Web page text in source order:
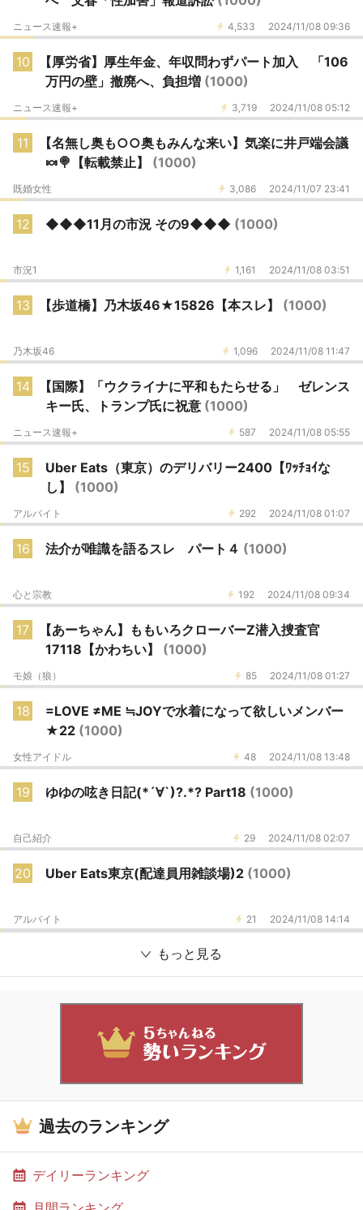
4,533 2024/11/08 09:36
ニュース速報+
10
【厚労省】厚生年金、年収問わずパート加入 「106
万円の壁」撤廃へ、負担増 (1000)
3,719 2024/11/08 05:12
ニュース速報+
11
【名無し奥も○○奥もみんな来い】気楽に井戸端会議
🍬🍭【転載禁止】 (1000)
3,086 2024/11/07 23:41
既婚女性
12 ◆◆◆11月の市況 その9◆◆◆ (1000)
1,161 2024/11/08 03:51
市況1
13 【歩道橋】乃木坂46★15826【本スレ】 (1000)
1,096 2024/11/08 11:47
乃木坂46
14
【国際】「ウクライナに平和もたらせる」 ゼレンス
キー氏、トランプ氏に祝意 (1000)
587 2024/11/08 05:55
ニュース速報+
15
Uber Eats（東京）のデリバリー2400【ﾜｯﾁｮｲな
し】 (1000)
292 2024/11/08 01:07
アルバイト
16 法介が唯識を語るスレ パート４ (1000)
192 2024/11/08 09:34
心と宗教
17
【あーちゃん】ももいろクローバーZ潜入捜査官
17118【かわちい】 (1000)
85 2024/11/08 01:27
モ娘（狼）
18
=LOVE ≠ME ≒JOYで水着になって欲しいメンバー
★22 (1000)
48 2024/11/08 13:48
女性アイドル
19 ゆゆの呟き日記(*´∀`)?.*? Part18 (1000)
29 2024/11/08 02:07
自己紹介
20 Uber Eats東京(配達員用雑談場)2 (1000)
21 2024/11/08 14:14
アルバイト
もっと見る
過去のランキング
デイリーランキング